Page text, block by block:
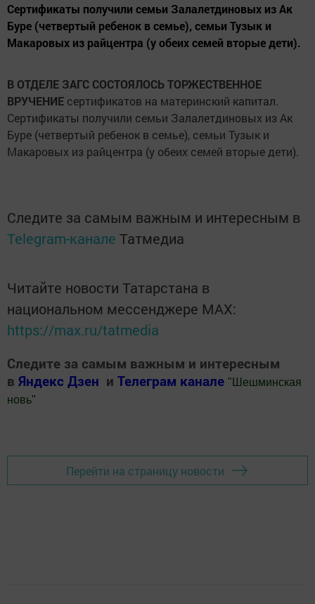
Сертификаты получили семьи Залалетдиновых из Ак
Буре (четвертый ребенок в семье), семьи Тузык и
Макаровых из райцентра (у обеих семей вторые дети).
В ОТДЕЛЕ ЗАГС СОСТОЯЛОСЬ ТОРЖЕСТВЕННОЕ
ВРУЧЕНИЕ сертификатов на материнский капитал.
Сертификаты получили семьи Залалетдиновых из Ак
Буре (четвертый ребенок в семье), семьи Тузык и
Макаровых из райцентра (у обеих семей вторые дети).
Следите за самым важным и интересным в
Telegram-канале Татмедиа
Читайте новости Татарстана в
национальном мессенджере MАХ:
https://max.ru/tatmedia
Следите за самым важным и интересным
в Яндекс Дзен и Телеграм канале " Шешминская
новь"
Перейти на страницу новости